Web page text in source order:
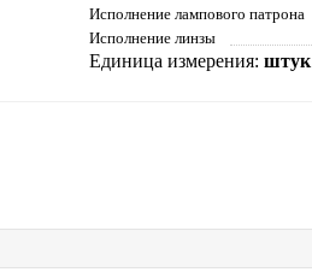
Исполнение лампового патрона
Исполнение линзы
Единица измерения: штук